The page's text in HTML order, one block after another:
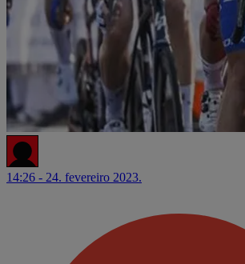
14:26 - 24. fevereiro 2023.